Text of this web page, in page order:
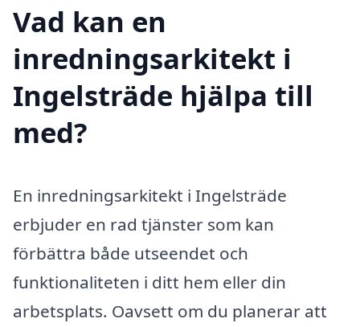
Vad kan en
inredningsarkitekt i
Ingelsträde hjälpa till
med?
En inredningsarkitekt i Ingelsträde
erbjuder en rad tjänster som kan
förbättra både utseendet och
funktionaliteten i ditt hem eller din
arbetsplats. Oavsett om du planerar att